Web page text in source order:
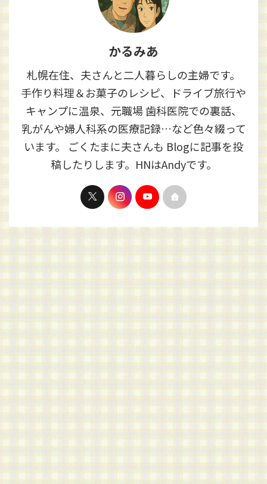
かるみあ
札幌在住、夫さんと二人暮らしの主婦です。
手作り料理＆お菓子のレシピ、ドライブ旅行や
キャンプに温泉、元職場 歯科医院での裏話、
乳がんや婦人科系の医療記録…など色々綴って
います。 ごくたまに夫さんも Blogに記事を投
稿したりします。HNはAndyです。